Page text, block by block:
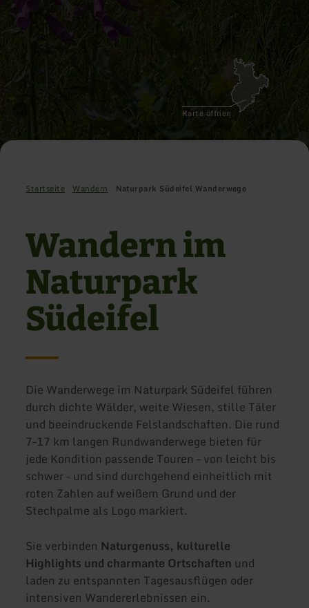
Karte öffnen
Startseite Wandern Naturpark Südeifel Wanderwege
Wandern im
Naturpark
Südeifel
Die Wanderwege im Naturpark Südeifel führen
durch dichte Wälder, weite Wiesen, stille Täler
und beeindruckende Felslandschaften. Die rund
7–17 km langen Rundwanderwege bieten für
jede Kondition passende Touren – von leicht bis
schwer – und sind durchgehend einheitlich mit
roten Zahlen auf weißem Grund und der
Stechpalme als Logo markiert.
Sie verbinden Naturgenuss, kulturelle
Highlights und charmante Ortschaften und
laden zu entspannten Tagesausflügen oder
intensiven Wandererlebnissen ein.